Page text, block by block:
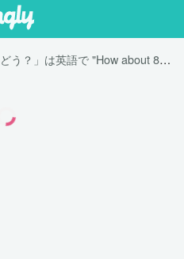
「夜8時はどう？」は英語で "How about 8 pm?"